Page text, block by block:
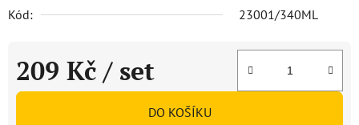
Kód:
23001/340ML
209 Kč / set
Měrná cena:
DO KOŠÍKU